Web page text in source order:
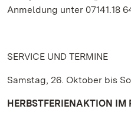
Anmeldung unter 07141.18
SERVICE UND TERMINE
Samstag, 26. Oktober bis
HERBSTFERIENAKTION IM